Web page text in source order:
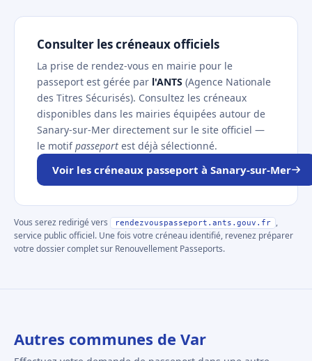
Consulter les créneaux officiels
La prise de rendez-vous en mairie pour le
passeport est gérée par l'ANTS (Agence Nationale
des Titres Sécurisés). Consultez les créneaux
disponibles dans les mairies équipées autour de
Sanary-sur-Mer directement sur le site officiel —
le motifpasseport est déjà sélectionné.
Voir les créneaux passeport à Sanary-sur-Mer
Vous serez redirigé vers rendezvouspasseport.ants.gouv.fr
,
service public officiel. Une fois votre créneau identifié, revenez préparer
votre dossier complet sur Renouvellement Passeports.
Autres communes de Var